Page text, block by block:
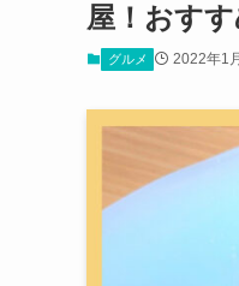
屋！おす
グルメ 2022年1